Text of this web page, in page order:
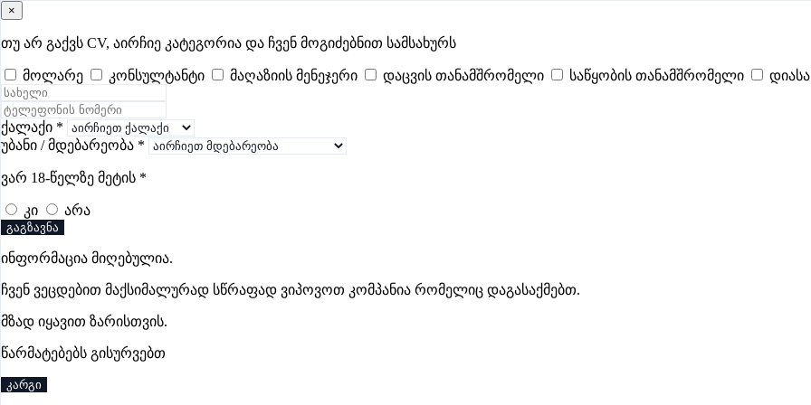
samushao
შესვლა
ყველა - 673 Remote Worldwide - 289 დღევანდელი - 12 ფავორიტები პოპულარული - 400 შენთვის ამორჩეული - 0 CV გარეშე
მზარეულის ვაკანსიები თბილისში
City Chicken
პრემიუმი
×
თუ არ გაქვს CV, აირჩიე კატეგორია და ჩვენ მოგიძებნით სამსახურს
მოლარე კონსულტანტი მაღაზიის მენეჯერი დაცვის თანამშრომელი საწყობის თანამშრომელი
ქალაქი *
უბანი / მდებარეობა *
ვარ 18-წელზე მეტის *
კი არა
გაგზავნა
ინფორმაცია მიღებულია.
ჩვენ ვეცდებით მაქსიმალურად სწრაფად ვიპოვოთ კომპანია რომელიც დაგასაქმებთ.
მზად იყავით ზარისთვის.
წარმატებებს გისურვებთ
კარგი